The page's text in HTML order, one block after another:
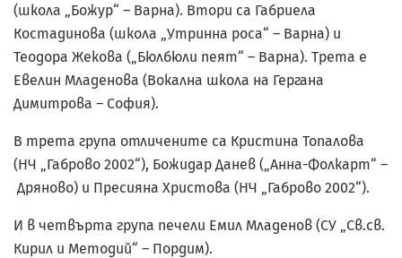
(школа „Божур“ – Варна). Втори са Габриела
Костадинова (школа „Утринна роса“ – Варна) и
Теодора Жекова („Бюлбюли пеят“ – Варна). Трета е
Евелин Младенова (Вокална школа на Гергана
Димитрова – София).
В трета група отличените са Кристина Топалова
(НЧ „Габрово 2002“), Божидар Данев („Анна-Фолкарт“ –
Дряново) и Пресияна Христова (НЧ „Габрово 2002“).
И в четвърта група печели Емил Младенов (СУ „Св.св.
Кирил и Методий“ – Пордим).